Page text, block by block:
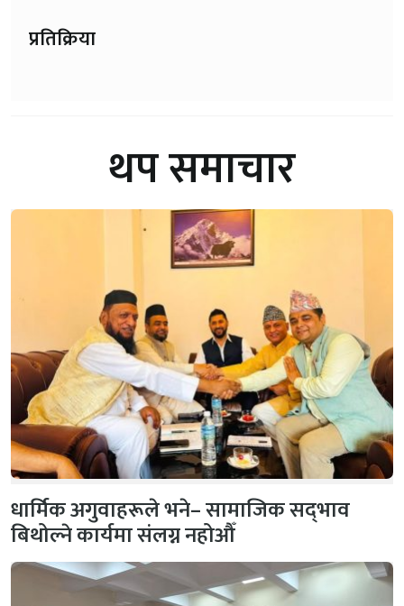
प्रतिक्रिया
थप समाचार
धार्मिक अगुवाहरूले भने– सामाजिक सद्‌भाव
बिथोल्ने कार्यमा संलग्न नहोऔँ